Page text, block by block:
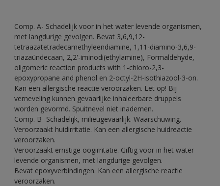
Comp. A- Schadelijk voor in het water levende organismen,
met langdurige gevolgen. Bevat 3,6,9,12-
tetraazatetradecamethyleendiamine, 1,11-diamino-3,6,9-
triazaündecaan, 2,2'-iminodi(ethylamine), Formaldehyde,
oligomeric reaction products with 1-chloro-2,3-
epoxypropane and phenol en 2-octyl-2H-isothiazool-3-on.
Kan een allergische reactie veroorzaken. Let op! Bij
verneveling kunnen gevaarlijke inhaleerbare druppels
worden gevormd. Spuitnevel niet inademen.
Comp. B- Schadelijk, milieugevaarlijk. Waarschuwing.
Veroorzaakt huidirritatie. Kan een allergische huidreactie
veroorzaken.
Veroorzaakt ernstige oogirritatie. Giftig voor in het water
levende organismen, met langdurige gevolgen.
Bevat epoxyverbindingen. Kan een allergische reactie
veroorzaken.